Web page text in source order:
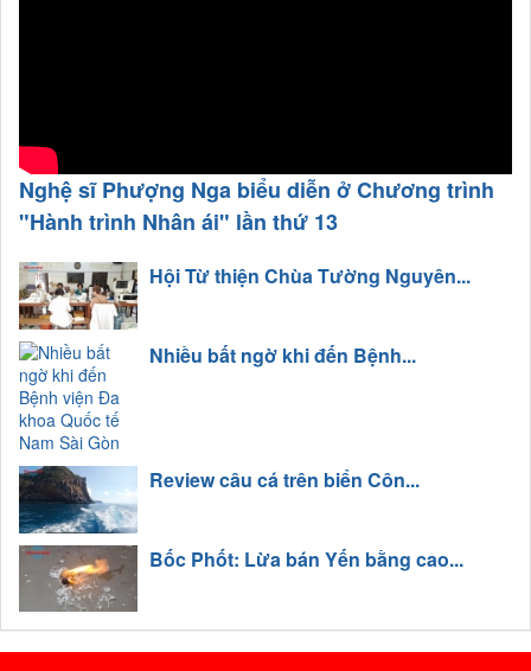
Nghệ sĩ Phượng Nga biểu diễn ở Chương trình
"Hành trình Nhân ái" lần thứ 13
Hội Từ thiện Chùa Tường Nguyên...
Nhiều bất ngờ khi đến Bệnh...
Review câu cá trên biển Côn...
Bốc Phốt: Lừa bán Yến bằng cao...